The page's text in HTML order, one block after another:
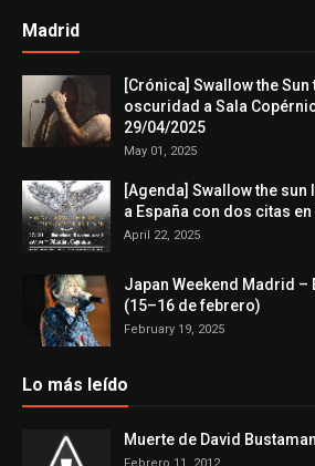
Madrid
[Crónica] Swallow the
oscuridad a Sala
29/04/2025
May 01, 2025
[Agenda] Swallow the
a España con dos citas
April 22, 2025
Japan Weekend Madrid
(15–16 de febrero)
February 19, 2025
Lo más leído
Muerte de David